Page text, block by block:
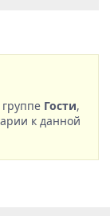
Гости,
к данной